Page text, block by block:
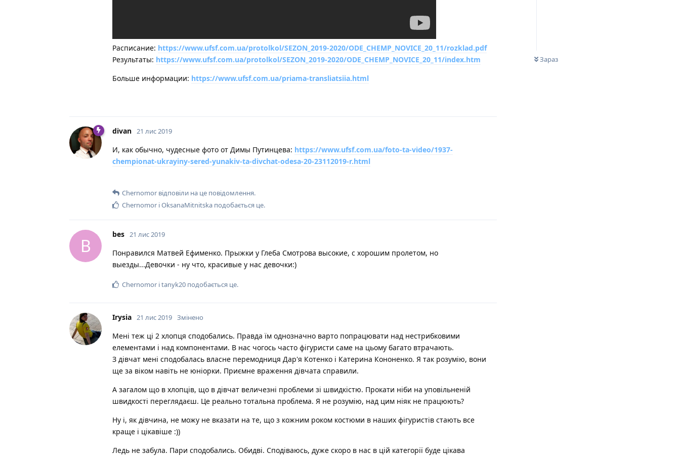
Зараз
Расписание: https://www.ufsf.com.ua/protolkol/SEZON_2019-2020/ODE_CHEMP_NOVICE_20_11/rozklad.pdf
Результаты: https://www.ufsf.com.ua/protolkol/SEZON_2019-2020/ODE_CHEMP_NOVICE_20_11/index.htm
Больше информации: https://www.ufsf.com.ua/priama-transliatsiia.html
divan 21 лис 2019
И, как обычно, чудесные фото от Димы Путинцева: https://www.ufsf.com.ua/foto-ta-video/1937-
chempionat-ukrayiny-sered-yunakiv-ta-divchat-odesa-20-23112019-r.html
Chernomor відповіли на це повідомлення.
Chernomor іOksanaMitnitska подобається це.
B
bes 21 лис 2019
Понравился Матвей Ефименко. Прыжки у Глеба Смотрова высокие, с хорошим пролетом, но
выезды...Девочки - ну что, красивые у нас девочки:)
Chernomor іtanyk20 подобається це.
Irysia 21 лис 2019 Змінено
Мені теж ці 2 хлопця сподобались. Правда їм однозначно варто попрацювати над нестрибковими
елементами і над компонентами. В нас чогось часто фігуристи саме на цьому багато втрачають.
З дівчат мені сподобалась власне перемодниця Дар'я Котенко і Катерина Кононенко. Я так розумію, вони
ще за віком навіть не юніорки. Приємне враження дівчата справили.
А загалом що в хлопців, що в дівчат величезні проблеми зі швидкістю. Прокати ніби на уповільненій
швидкості переглядаєш. Це реально тотальна проблема. Я не розумію, над цим ніяк не працюють?
Ну і, як дівчина, не можу не вказати на те, що з кожним роком костюми в наших фігуристів стають все
краще і цікавіше :))
Ледь не забула. Пари сподобались. Обидві. Сподіваюсь, дуже скоро в нас в цій категорії буде цікава